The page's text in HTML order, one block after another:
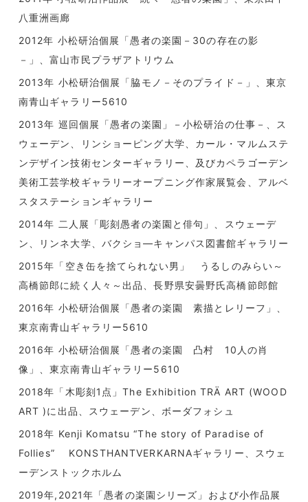
八重洲画廊
2012年 小松研治個展「愚者の楽園－30の存在の影
－」、富山市民プラザアトリウム
2013年 小松研治個展「脇モノ－そのプライド－」、東京
南青山ギャラリー5610
2013年 巡回個展「愚者の楽園」－小松研治の仕事－、ス
ウェーデン、リンショーピング大学、カール・マルムステ
ンデザイン技術センターギャラリー、及びカペラゴーデン
美術工芸学校ギャラリーオープニング作家展覧会、アルベ
スタステーションギャラリー
2014年 二人展「彫刻愚者の楽園と俳句」、スウェーデ
ン、リンネ大学、バクショ―キャンパス図書館ギャラリー
2015年「空き缶を捨てられない男」 うるしのみらい～
高橋節郎に続く人々～出品、長野県安曇野氏高橋節郎館
2016年 小松研治個展「愚者の楽園 素描とレリーフ」、
東京南青山ギャラリー5610
2016年 小松研治個展「愚者の楽園 凸村 10人の肖
像」、東京南青山ギャラリー5610
2018年「木彫刻1点」The Exhibition TRÄ ART (WOOD
ART )に出品、スウェーデン、ボーダフォシュ
2018年 Kenji Komatsu “The story of Paradise of
Follies” KONSTHANTVERKARNAギャラリー、スウェ
ーデンストックホルム
2019年,2021年「愚者の楽園シリーズ」および小作品展